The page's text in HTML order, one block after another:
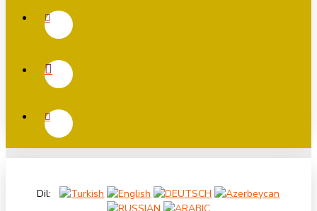
deneyimleri ve sektörlerin gereksiz karmaşık sistemlerden
arındırılarak basit ve etkili bir çatı altında toplanması ve biribirini
oluşturma arzusundadır.
Endüstriyel tavukçuluk, broiler ekipmanları, etçi tavuk
kümes ekipmanları ile başlayıp sonrasında diğer sektöe
ekipmanları da eklenerek devam edecektir.
Sebep çok basit aynı sektör içindeki ister yeni ister ikinci el olsun
Dil: